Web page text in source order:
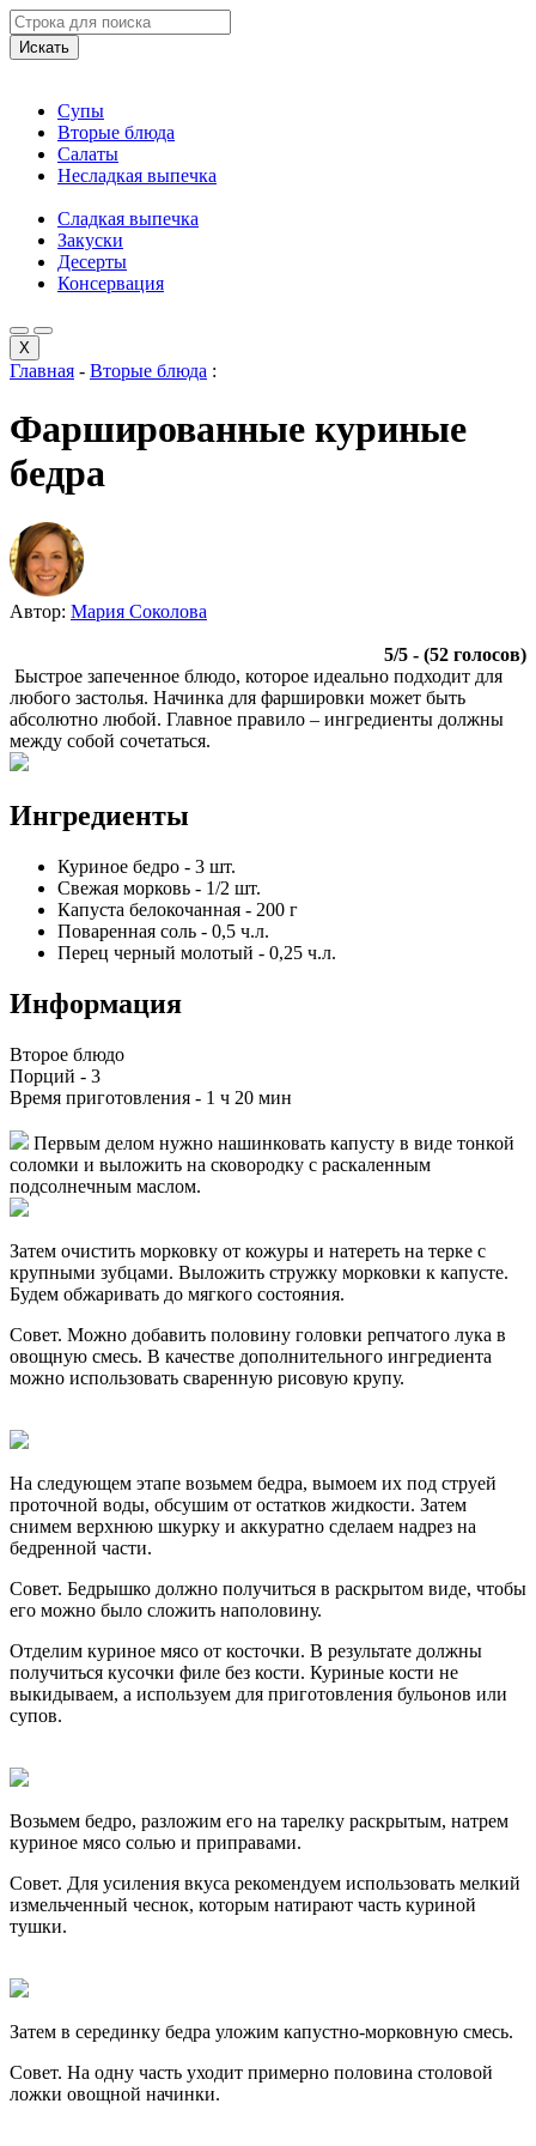
Искать
Супы
Вторые блюда
Салаты
Несладкая выпечка
Сладкая выпечка
Закуски
Десерты
Консервация
X
Главная - Вторые блюда :
Фаршированные куриные
бедра
Автор: Мария Соколова
5/5 - (52 голосов)
Быстрое запеченное блюдо, которое идеально подходит для
любого застолья. Начинка для фаршировки может быть
абсолютно любой. Главное правило – ингредиенты должны
между собой сочетаться.
Ингредиенты
Куриное бедро - 3 шт.
Свежая морковь - 1/2 шт.
Капуста белокочанная - 200 г
Поваренная соль - 0,5 ч.л.
Перец черный молотый - 0,25 ч.л.
Информация
Второе блюдо
Порций - 3
Время приготовления - 1 ч 20 мин
Первым делом нужно нашинковать капусту в виде тонкой
соломки и выложить на сковородку с раскаленным
подсолнечным маслом.
Затем очистить морковку от кожуры и натереть на терке с
крупными зубцами. Выложить стружку морковки к капусте.
Будем обжаривать до мягкого состояния.
Совет. Можно добавить половину головки репчатого лука в
овощную смесь. В качестве дополнительного ингредиента
можно использовать сваренную рисовую крупу.
На следующем этапе возьмем бедра, вымоем их под струей
проточной воды, обсушим от остатков жидкости. Затем
снимем верхнюю шкурку и аккуратно сделаем надрез на
бедренной части.
Совет. Бедрышко должно получиться в раскрытом виде, чтобы
его можно было сложить наполовину.
Отделим куриное мясо от косточки. В результате должны
получиться кусочки филе без кости. Куриные кости не
выкидываем, а используем для приготовления бульонов или
супов.
Возьмем бедро, разложим его на тарелку раскрытым, натрем
куриное мясо солью и приправами.
Совет. Для усиления вкуса рекомендуем использовать мелкий
измельченный чеснок, которым натирают часть куриной
тушки.
Затем в серединку бедра уложим капустно-морковную смесь.
Совет. На одну часть уходит примерно половина столовой
ложки овощной начинки.